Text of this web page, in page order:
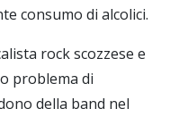
consumo di alcolici.
rock scozzese e
problema di
della band nel